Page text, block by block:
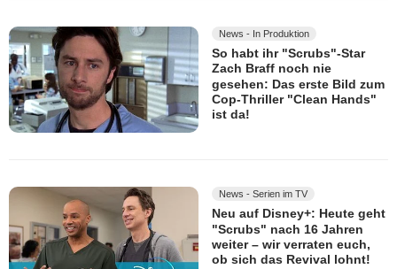
News - In Produktion
So habt ihr "Scrubs"-Star
Zach Braff noch nie
gesehen: Das erste Bild zum
Cop-Thriller "Clean Hands"
ist da!
News - Serien im TV
Neu auf Disney+: Heute geht
"Scrubs" nach 16 Jahren
weiter – wir verraten euch,
ob sich das Revival lohnt!